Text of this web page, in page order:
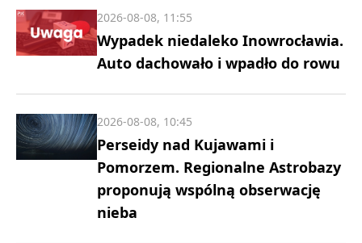
Wypadek niedaleko Inowrocławia.
Auto dachowało i wpadło do rowu
2026-08-08, 11:55
Perseidy nad Kujawami i
Pomorzem. Regionalne Astrobazy
proponują wspólną obserwację
nieba
2026-08-08, 10:45